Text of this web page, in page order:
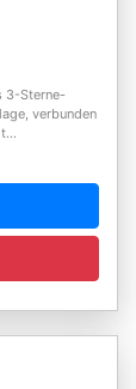
3-Sterne-
verbunden